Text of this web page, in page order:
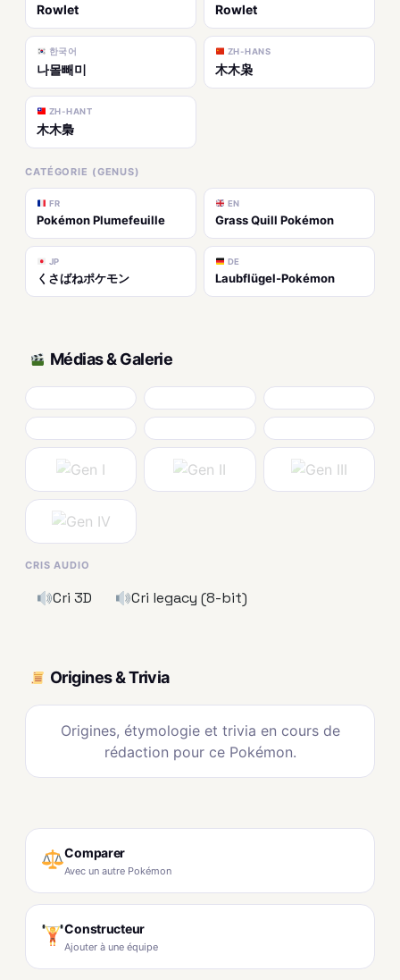
Rowlet Rowlet
한국어
나몰빼미
ZH-HANS
木木枭
ZH-HANT
木木梟
CATÉGORIE (GENUS)
FR
Pokémon Plumefeuille
EN
Grass Quill Pokémon
JP
くさばねポケモン
DE
Laubflügel-Pokémon
Médias & Galerie
CRIS AUDIO
Cri 3D Cri legacy (8-bit)
Origines & Trivia
Origines, étymologie et trivia en cours de
rédaction pour ce Pokémon.
Comparer
Avec un autre Pokémon
Constructeur
Ajouter à une équipe